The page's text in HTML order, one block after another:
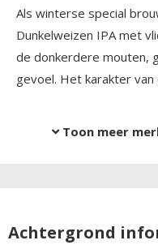
Als winterse special
Dunkelweizen IPA met
de donkerdere mouten,
gevoel. Het karakter
Toon meer
Achtergrond